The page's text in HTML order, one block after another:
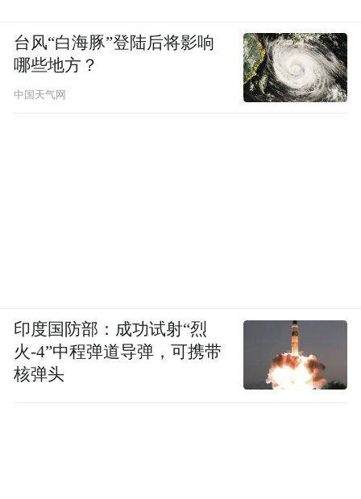
台风“白海豚”登陆后将影响
哪些地方？
中国天气网
印度国防部：成功试射“烈
火-4”中程弹道导弹，可携带
核弹头